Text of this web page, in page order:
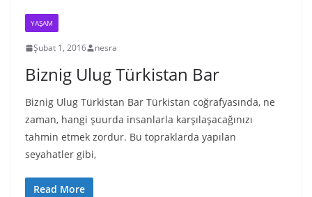
YAŞAM
Şubat 1, 2016 nesra
Biznig Ulug Türkistan Bar
Biznig Ulug Türkistan Bar Türkistan coğrafyasında, ne
zaman, hangi şuurda insanlarla karşılaşacağınızı
tahmin etmek zordur. Bu topraklarda yapılan
seyahatler gibi,
Read More